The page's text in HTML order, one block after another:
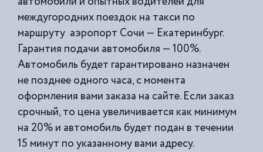
междугородних поездок на такси по
маршруту аэропорт Сочи — Екатеринбург.
Гарантия подачи автомобиля — 100%.
Автомобиль будет гарантировано назначен
не позднее одного часа, с момента
оформления вами заказа на сайте. Если заказ
срочный, то цена увеличивается как минимум
на 20% и автомобиль будет подан в течении
15 минут по указанному вами адресу.